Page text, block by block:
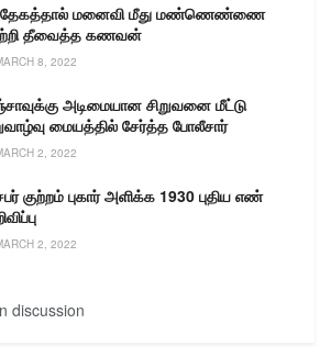
மனைவி மீது மண்ணெண்ணை
தீவைத்த கணவன்
8, 2022
அடிமையான சிறுவனை மீட்டு
மையத்தில் சேர்த்த போலீசார்
2, 2022
குற்றம் புகார் அளிக்க 1930 புதிய எண்
2, 2022
discussion